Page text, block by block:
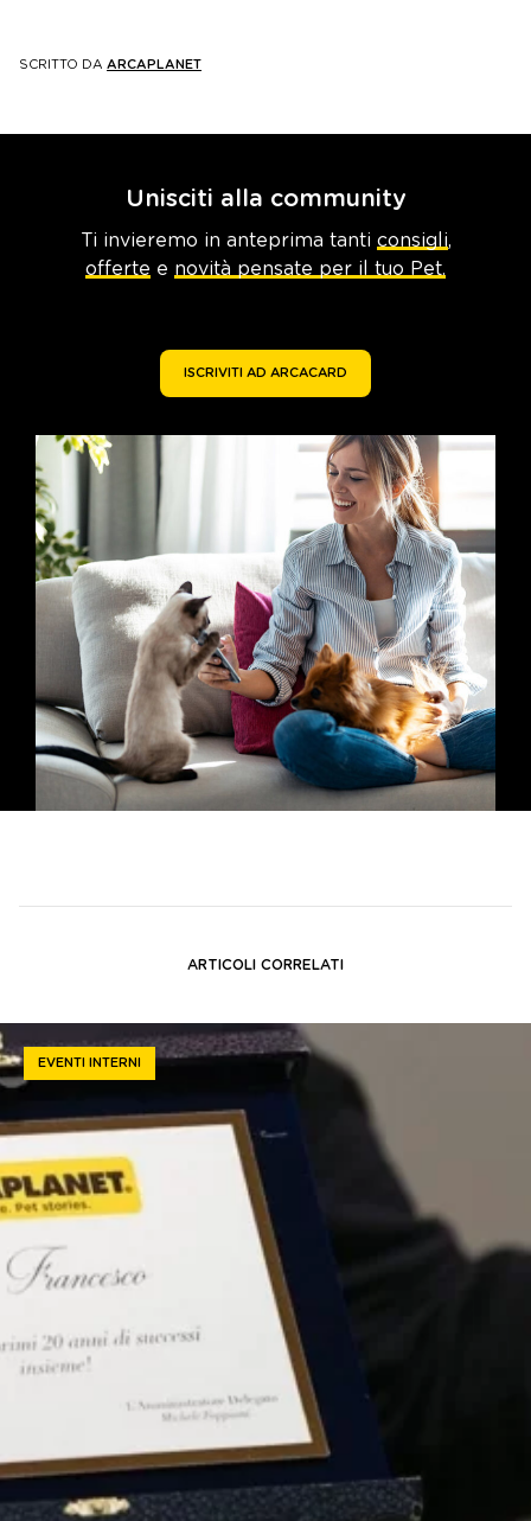
SCRITTO DA ARCAPLANET
Unisciti alla community
Ti invieremo in anteprima tanti consigli,
offerte e novità pensate per il tuo Pet.
ISCRIVITI AD ARCACARD
ARTICOLI CORRELATI
EVENTI INTERNI